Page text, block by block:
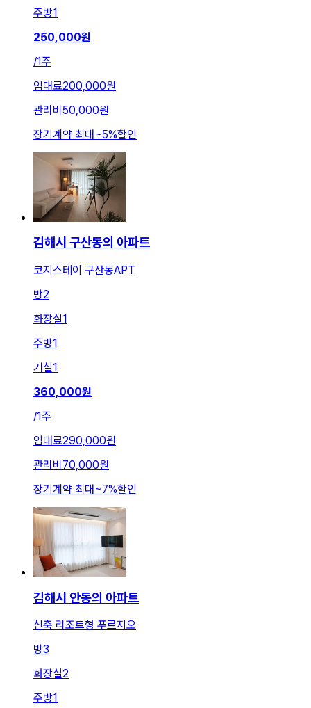
주방1
250,000원
/1주
임대료200,000원
관리비 50,000원
장기계약 최대~5%할인
김해시 구산동의 아파트
코지스테이 구산동APT
방2
화장실1
주방1
거실1
360,000원
/1주
임대료290,000원
관리비 70,000원
장기계약 최대~7%할인
김해시 안동의 아파트
신축 리조트형 푸르지오
방3
화장실2
주방1